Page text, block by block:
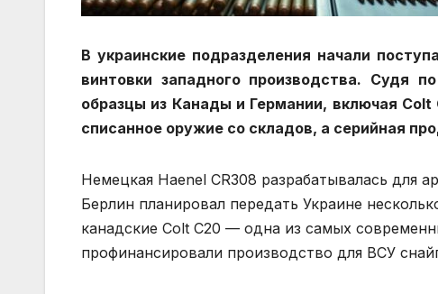
В украинские подразделения начали
винтовки западного производства. Судя
образцы из Канады и Германии, включая
списанное оружие со складов, а серийная
Немецкая Haenel CR308 разрабатывалась для
Берлин планировал передать Украине
канадские Colt C20 — одна из самых
профинансировали производство для ВСУ